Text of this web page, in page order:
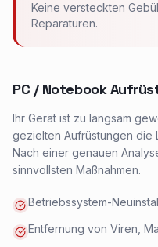
Keine versteckten
Reparaturen.
PC / Notebook
Ihr Gerät ist zu langsam
gezielten Aufrüstungen die
Nach einer genauen
sinnvollsten Maßnahmen.
Betriebssystem-
Entfernung von Viren,